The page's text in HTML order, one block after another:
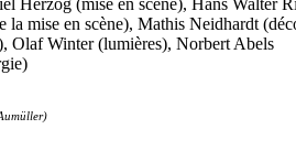
Herzog (mise en scène), Hans Walter
la mise en scène), Mathis Neidhardt
Olaf Winter (lumières), Norbert Abels